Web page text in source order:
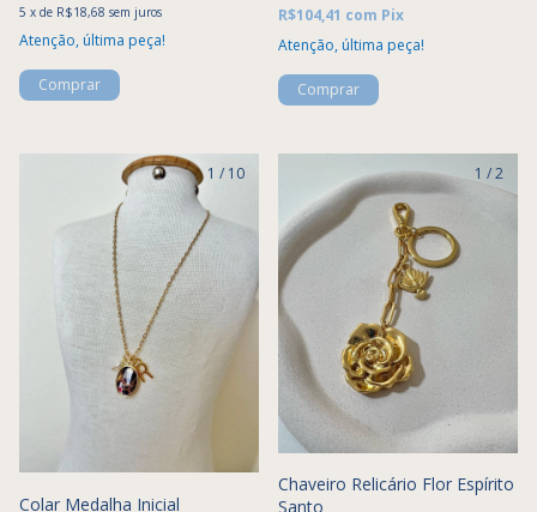
5 x de R$18,68 sem juros
Atenção, última peça!
R$104,41 com Pix
Atenção, última peça!
1 / 10
Colar Medalha Inicial
1 /2
Chaveiro Relicário Flor Espírito
Santo